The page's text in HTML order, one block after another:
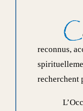
C
reconnus,
recherchent